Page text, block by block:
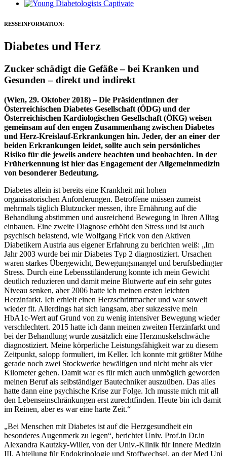
RESSEINFORMATION:
Diabetes und Herz
Zucker schädigt die Gefäße – bei Kranken und
Gesunden – direkt und indirekt
(Wien, 29. Oktober 2018) –Die Präsidentinnen der
Österreichischen Diabetes Gesellschaft (ÖDG) und der
Österreichischen Kardiologischen Gesellschaft (ÖKG) weisen
gemeinsam auf den engen Zusammenhang zwischen Diabetes
und Herz-Kreislauf-Erkrankungen hin. Jeder, der an einer der
beiden Erkrankungen leidet, sollte auch sein persönliches
Risiko für die jeweils andere beachten und beobachten. In der
Früherkennung ist hier das Engagement der Allgemeinmedizin
von besonderer Bedeutung.
Diabetes allein ist bereits eine Krankheit mit hohen
organisatorischen Anforderungen. Betroffene müssen zumeist
mehrmals täglich Blutzucker messen, ihre Ernährung auf die
Behandlung abstimmen und ausreichend Bewegung in Ihren Alltag
einbauen. Eine zweite Diagnose erhöht den Stress und ist auch
psychisch belastend, wie Wolfgang Frick von den Aktiven
Diabetikern Austria aus eigener Erfahrung zu berichten weiß: „Im
Jahr 2003 wurde bei mir Diabetes Typ 2 diagnostiziert. Ursachen
waren starkes Übergewicht, Bewegungsmangel und berufsbedingter
Stress. Durch eine Lebensstiländerung konnte ich mein Gewicht
deutlich reduzieren und damit meine Blutwerte auf ein sehr gutes
Niveau senken, aber 2006 hatte ich meinen ersten leichten
Herzinfarkt. Ich erhielt einen Herzschrittmacher und war soweit
wieder fit. Allerdings hat sich langsam, aber sukzessive mein
HbA1c-Wert auf Grund von zu wenig intensiver Bewegung wieder
verschlechtert. 2015 hatte ich dann meinen zweiten Herzinfarkt und
bei der Behandlung wurde zusätzlich eine Herzmuskelschwäche
diagnostiziert. Meine körperliche Leistungsfähigkeit war zu diesem
Zeitpunkt, salopp formuliert, im Keller. Ich konnte mit größter Mühe
gerade noch zwei Stockwerke bewältigen und nicht mehr als vier
Kilometer gehen. Damit war es für mich auch unmöglich geworden
meinen Beruf als selbständiger Bautechniker auszuüben. Das alles
hatte dann eine psychische Krise zur Folge. Ich musste mich mit all
den Lebenseinschränkungen erst zurechtfinden. Heute bin ich damit
im Reinen, aber es war eine harte Zeit.“
„Bei Menschen mit Diabetes ist auf die Herzgesundheit ein
besonderes Augenmerk zu legen“, berichtet Univ. Prof.in Dr.in
Alexandra Kautzky-Willer, von der Univ.-Klinik für Innere Medizin
III, Abteilung für Endokrinologie und Stoffwechsel, an der Med Uni